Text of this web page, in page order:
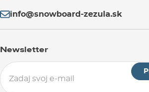
info@snowboard-zezula.sk
Newsletter